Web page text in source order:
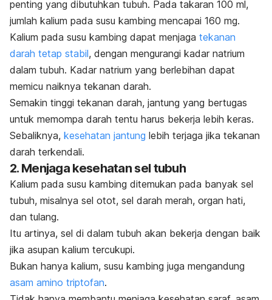
penting yang dibutuhkan tubuh. Pada takaran 100 ml,
jumlah kalium pada susu kambing mencapai 160 mg.
Kalium pada susu kambing dapat menjaga tekanan
darah tetap stabil, dengan mengurangi kadar natrium
dalam tubuh. Kadar natrium yang berlebihan dapat
memicu naiknya tekanan darah.
Semakin tinggi tekanan darah, jantung yang bertugas
untuk memompa darah tentu harus bekerja lebih keras.
Sebaliknya, kesehatan jantung lebih terjaga jika tekanan
darah terkendali.
2. Menjaga kesehatan sel tubuh
Kalium pada susu kambing ditemukan pada banyak sel
tubuh, misalnya sel otot, sel darah merah, organ hati,
dan tulang.
Itu artinya, sel di dalam tubuh akan bekerja dengan baik
jika asupan kalium tercukupi.
Bukan hanya kalium, susu kambing juga mengandung
asam amino triptofan.